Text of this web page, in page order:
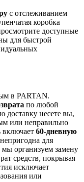
с отслеживанием
коробка
доступные
для быстрой
в PARTAN.
по любой
доставку несете вы,
или неправильно
60-дневную
для
организуем замену
средств, покрывая
исключает
или